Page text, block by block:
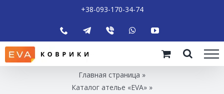
+38-093-170-34-74
Главная страница »
Каталог ателье «EVA» »